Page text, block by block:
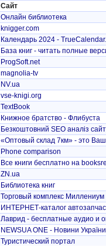
Сайт
Онлайн библиотека
knigger.com
Календарь 2024 -
База книг - читать полные
ProgSoft.net
magnolia-tv
NV.ua
vse-knigi.org
TextBook
Книжное братство - Флибуста
Безкоштовний SEO аналіз
«Оптовый склад 7км» - это
Phone comparison
Все книги бесплатно на
ZN.ua
Библиотека книг
Торговый комплекс
ИНТЕРНЕТ-каталог
Лаврид - бесплатные аудио и
NEWSUA ONE - Новини України
Туристический портал